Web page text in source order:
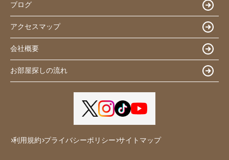
ブログ
アクセスマップ
会社概要
お部屋探しの流れ
利用規約 プライバシーポリシー サイトマップ